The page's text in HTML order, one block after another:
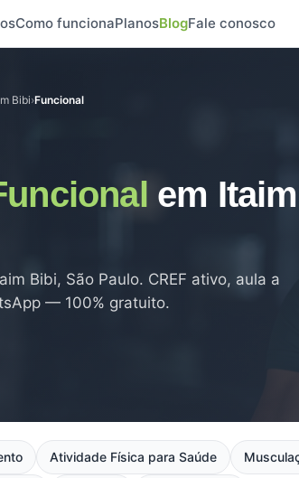
Como funcionaPlanosBlogFale conosco
Bibi›Funcional
em Itaim
Bibi, São Paulo. CREF ativo, aula a
— 100% gratuito.
Atividade Física para Saúde